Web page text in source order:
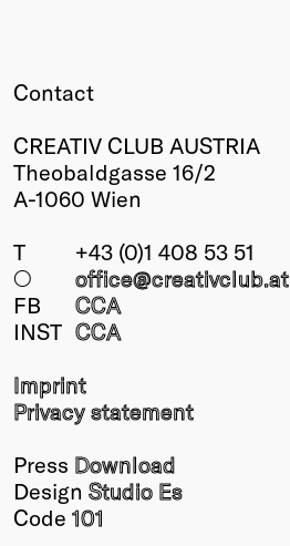
Contact
CREATIV CLUB AUSTRIA
Theobaldgasse 16/2
A-1060 Wien
T
+43 (0)1 408 53 51
○
office@creativclub.at
FB
CCA
INST CCA
Imprint
Privacy statement
Press Download
Design Studio Es
Code 101